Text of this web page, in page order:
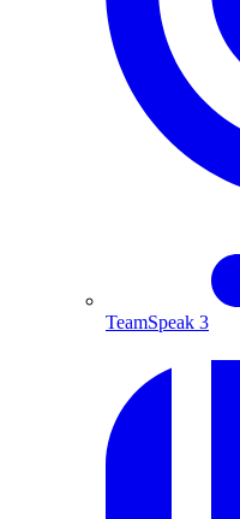
TeamSpeak 3